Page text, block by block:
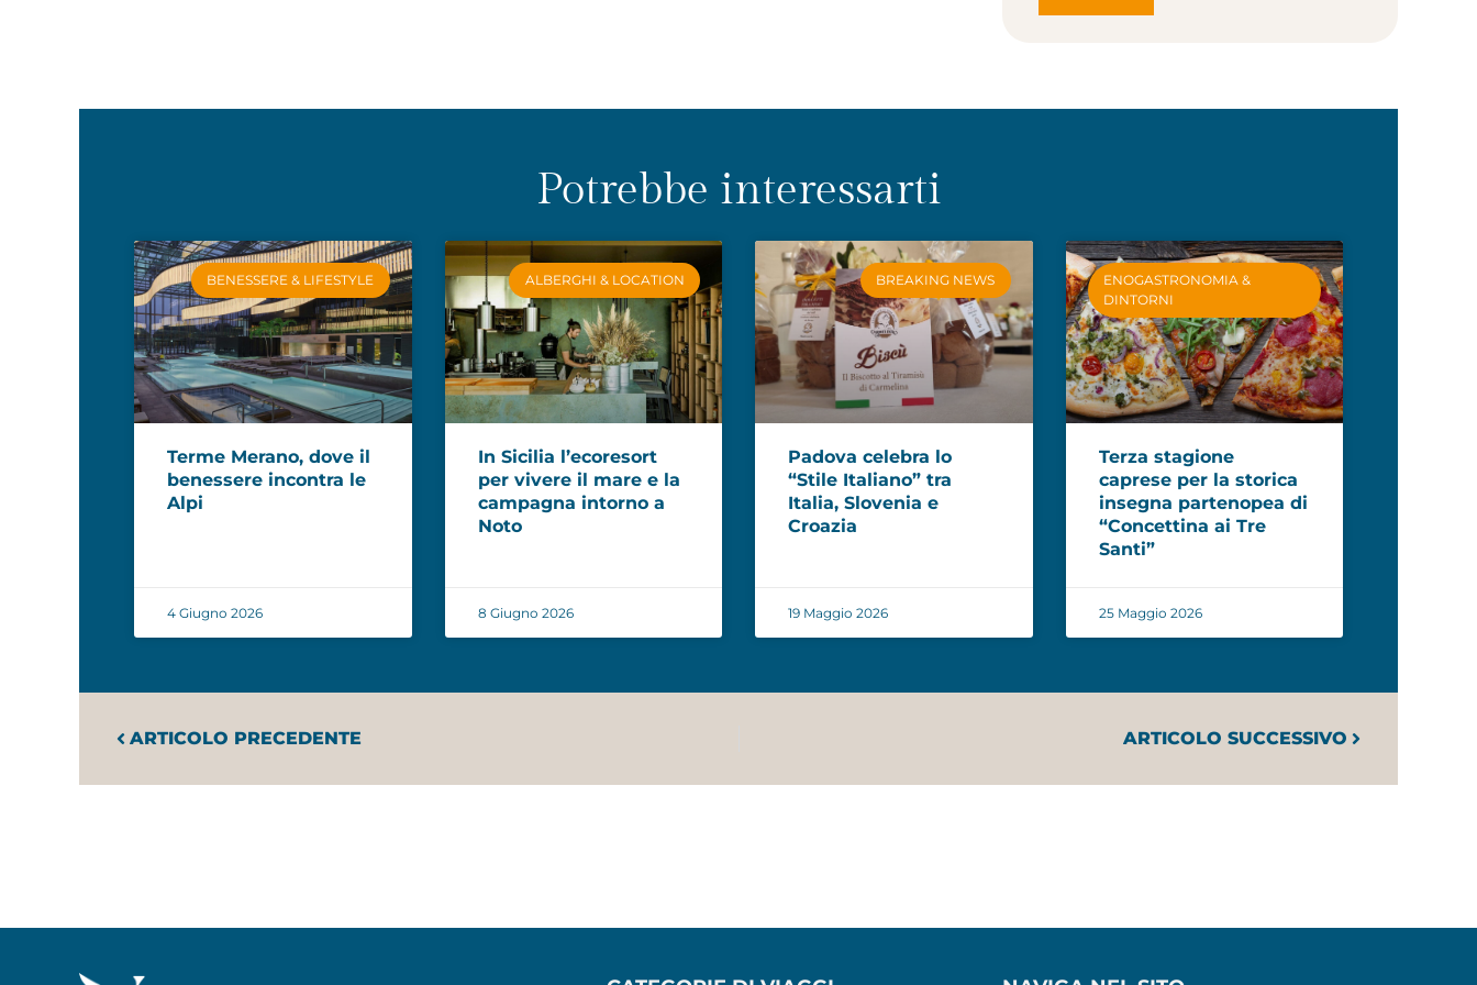
Potrebbe interessarti
BENESSERE & LIFESTYLE
Terme Merano, dove il
benessere incontra le
Alpi
4 Giugno 2026
ALBERGHI & LOCATION
In Sicilia l’ecoresort
per vivere il mare e la
campagna intorno a
Noto
8 Giugno 2026
BREAKING NEWS
Padova celebra lo
“Stile Italiano” tra
Italia, Slovenia e
Croazia
19 Maggio 2026
ENOGASTRONOMIA &
DINTORNI
Terza stagione
caprese per la storica
insegna partenopea di
“Concettina ai Tre
Santi”
25 Maggio 2026
ARTICOLO PRECEDENTE ARTICOLO SUCCESSIVO